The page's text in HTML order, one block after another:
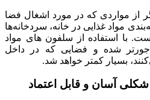
از مواردی که در مورد اشغال فضا
مواد غذایی در خانه، سردخانه‌ها
با استفاده از سلفون های مواد
جورتر شده و فضایی که در داخل
بسیار کمتر خواهد شد.
آسان و قابل اعتماد